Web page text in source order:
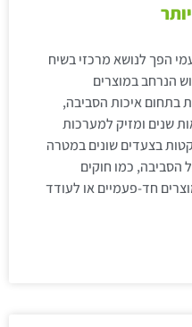
הפך לנושא מרכזי בשיח
הנרחב במוצרים
בתחום איכות הסביבה,
שנים ומזיק למערכות
בצעדים שונים במטרה
כמו חוקים
חד-פעמיים או לעודד